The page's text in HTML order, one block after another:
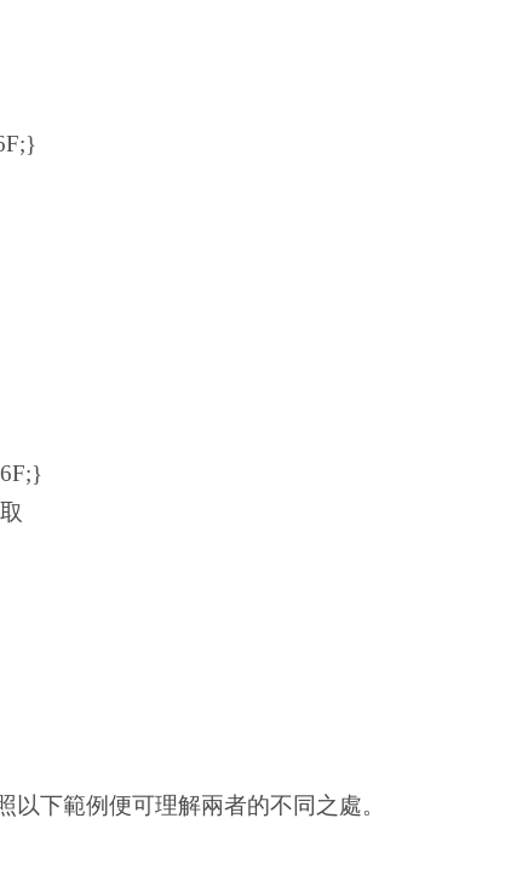
下範例便可理解兩者的不同之處。